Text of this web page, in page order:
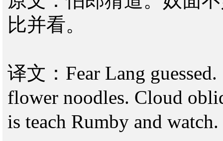
比并看。
译文：Fear Lang
flower noodles. Cloud
is teach Rumby and watch.